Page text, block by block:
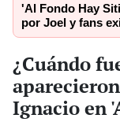
'Al Fondo Hay
por Joel y fans
¿Cuándo
Ignacio en